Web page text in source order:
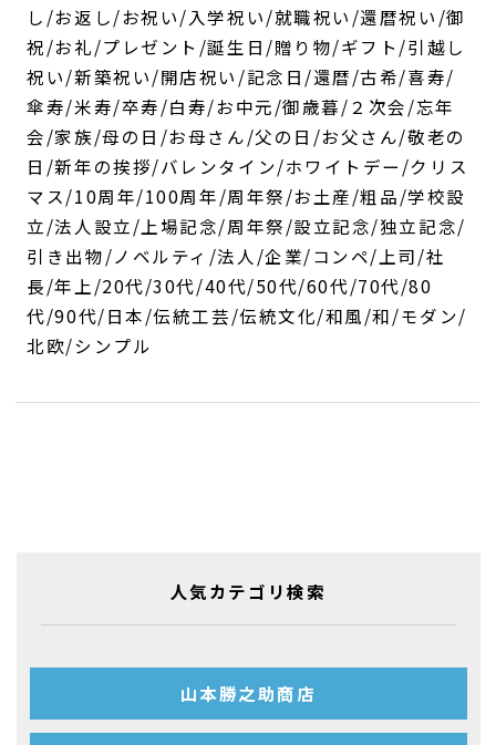
し/お返し/お祝い/入学祝い/就職祝い/還暦祝い/御
祝/お礼/プレゼント/誕生日/贈り物/ギフト/引越し
祝い/新築祝い/開店祝い/記念日/還暦/古希/喜寿/
傘寿/米寿/卒寿/白寿/お中元/御歳暮/２次会/忘年
会/家族/母の日/お母さん/父の日/お父さん/敬老の
日/新年の挨拶/バレンタイン/ホワイトデー/クリス
マス/10周年/100周年/周年祭/お土産/粗品/学校設
立/法人設立/上場記念/周年祭/設立記念/独立記念/
引き出物/ノベルティ/法人/企業/コンペ/上司/社
長/年上/20代/30代/40代/50代/60代/70代/80
代/90代/日本/伝統工芸/伝統文化/和風/和/モダン/
北欧/シンプル
人気カテゴリ検索
山本勝之助商店